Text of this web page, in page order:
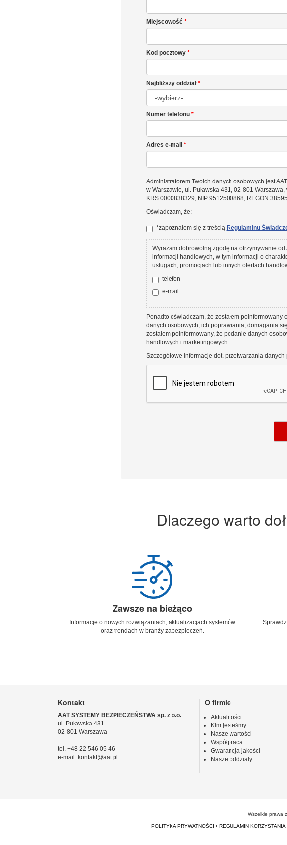
Miejscowość *
Kod pocztowy *
Najbliższy oddział*
Numer telefonu *
Adres e-mail *
Administratorem Twoich danych osobowych jest
w Warszawie, ul. Puławska 431, 02-801
KRS 0000838329, NIP 9512500868, REGON
Oświadczam, że:
Zgoda 1*
*zapoznałem się z treścią Regulaminu
Dobrowolna zgoda
Wyrażam dobrowolną zgodę na otrzymywanie
informacji handlowych, w tym informacji o
usługach, promocjach lub innych ofertach
telefon
e-mail
Ponadto oświadczam, że zostałem
danych osobowych, ich poprawiania, domagania
zostałem poinformowany, że podanie danych
handlowych i marketingowych.
Szczegółowe informacje dot. przetwarzania danych
Dlaczego warto
Zawsze na bieżąco
Informacje o nowych rozwiązaniach, aktualizacjach systemów
oraz trendach w branży zabezpieczeń.
Kontakt
AAT SYSTEMY BEZPIECZEŃSTWA sp. z o.o.
ul. Puławska 431
02-801 Warszawa
tel. +48 22 546 05 46
e-mail: kontakt@aat.pl
O firmie
Aktualności
Kim jesteśmy
Nasze wartości
Współpraca
Gwarancja jakości
Nasze oddziały
Wszelkie prawa
POLITYKA PRYWATNOŚCI • REGULAMIN